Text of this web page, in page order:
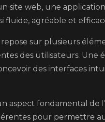
site web, une
fluide, agréable et
sur plusieurs
des utilisateurs. Une
des interfaces
aspect fondamental de
pour permettre